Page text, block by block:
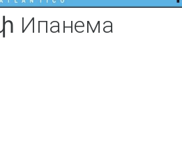
Ипанема